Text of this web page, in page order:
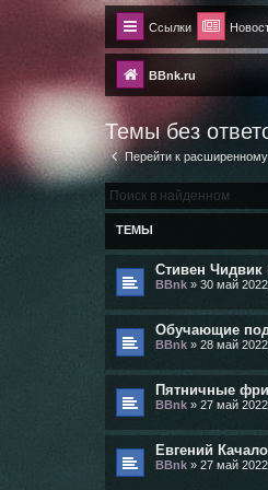
Ссылки
BBnk.ru
Темы без
Перейти к
ТЕМЫ
Стивен Чидвик
BBnk » 30 май
Обучающие
BBnk » 28 май
Пятничные
BBnk » 27 май
Евгений
BBnk » 27 май